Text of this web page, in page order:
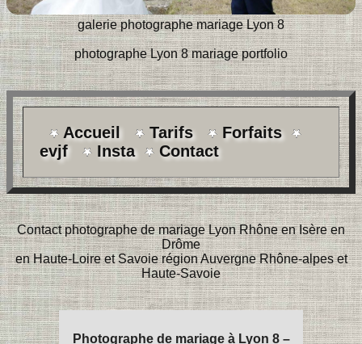
galerie photographe mariage Lyon 8
photographe Lyon 8 mariage portfolio
Accueil Tarifs
Forfaits
evjf
Insta Contact
Contact photographe de mariage Lyon Rhône en Isère en
Drôme
en Haute-Loire et Savoie région Auvergne Rhône-alpes et
Haute-Savoie
Photographe de mariage à Lyon 8 –